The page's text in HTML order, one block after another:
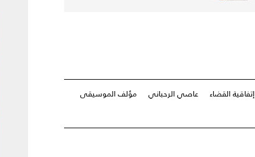
إتفاقية القضاء عاصي الرحباني
مؤلف الموسيقى